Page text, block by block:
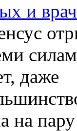
и
даже
на